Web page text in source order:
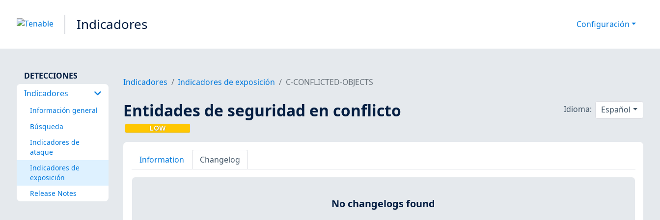
Indicadores Configuración
DETECCIONES
Indicadores
Información general
Búsqueda
Indicadores de
ataque
Indicadores de
exposición
Release Notes
Indicadores Indicadores de exposición C-CONFLICTED-OBJECTS
Entidades de seguridad en conflicto
LOW
Idioma: Español
Information Changelog
No changelogs found